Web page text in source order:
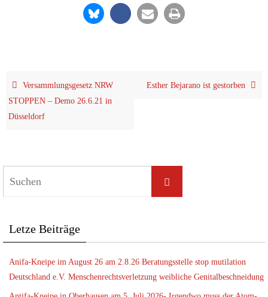
Ver­samm­lungs­ge­setz NRW
STOPPEN – Demo 26.6.21 in
Düsseldorf
Esther Beja­ra­no ist gestorben
Let­ze Beiträge
Ani­fa-Knei­pe im August 26 am 2.8.26 Bera­tungs­stel­le stop muti­la­ti­on
Deutsch­land e.V. Men­schen­rechts­ver­let­zung weib­li­che Genitalbeschneidung